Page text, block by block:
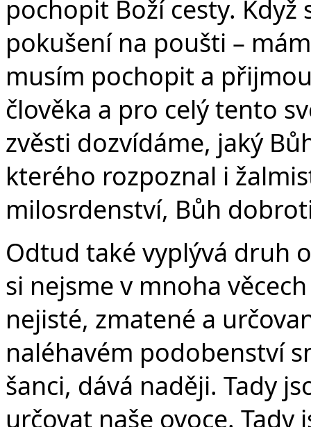
pochopit Boží cesty. Když
pokušení na poušti –
musím pochopit a
člověka a pro celý tento
zvěsti dozvídáme, jaký
kterého rozpoznal i
milosrdenství, Bůh
Odtud také vyplývá druh
si nejsme v mnoha
nejisté, zmatené a
naléhavém podobenství
šanci, dává naději. Tady
určovat naše ovoce.